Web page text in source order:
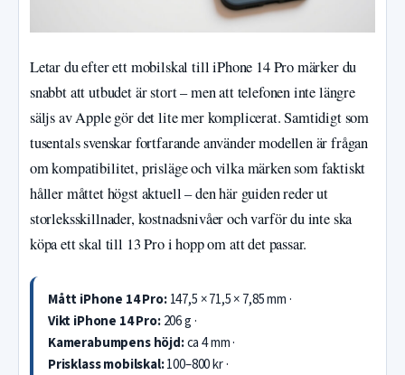
Letar du efter ett mobilskal till iPhone 14 Pro märker du
snabbt att utbudet är stort – men att telefonen inte längre
säljs av Apple gör det lite mer komplicerat. Samtidigt som
tusentals svenskar fortfarande använder modellen är frågan
om kompatibilitet, prisläge och vilka märken som faktiskt
håller måttet högst aktuell – den här guiden reder ut
storleksskillnader, kostnadsnivåer och varför du inte ska
köpa ett skal till 13 Pro i hopp om att det passar.
Mått iPhone 14 Pro:147,5 × 71,5 × 7,85 mm ·
Vikt iPhone 14 Pro:206 g ·
Kamerabumpens höjd:ca 4 mm ·
Prisklass mobilskal:100–800 kr ·